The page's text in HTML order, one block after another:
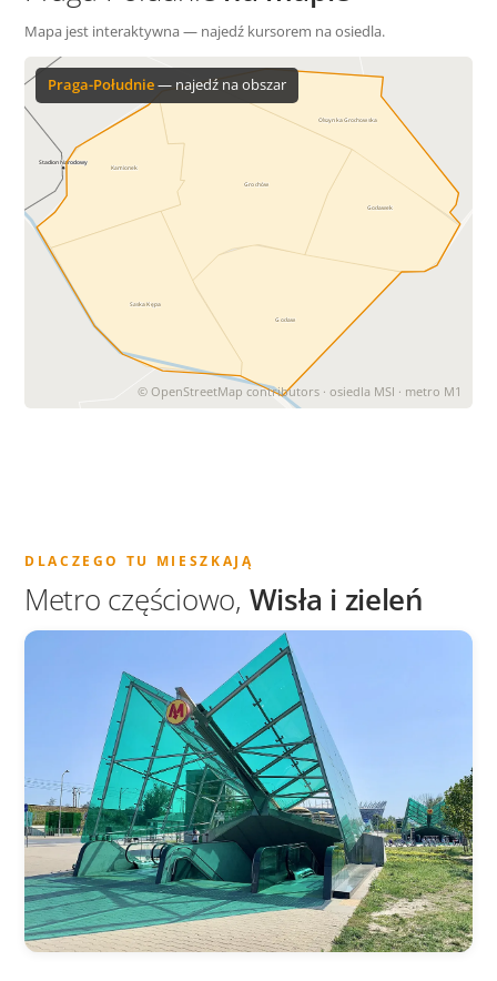
Mapa jest interaktywna — najedź kursorem na osiedla.
Stadion Narodowy
Gocław
Gocławek
Grochów
Kamionek
Olszynka Grochowska
Saska Kępa
Praga-Południe— najedź na obszar
© OpenStreetMap contributors · osiedla MSI · metro M1
DLACZEGO TU MIESZKAJĄ
Metro częściowo, Wisła i zieleń